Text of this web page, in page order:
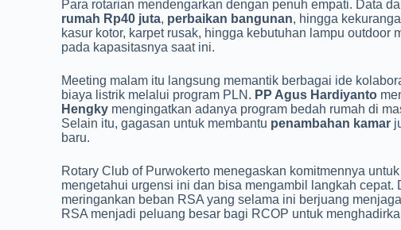
Para rotarian mendengarkan dengan penuh empati. Data
rumah Rp40 juta, perbaikan bangunan, hingga
kasur kotor, karpet rusak, hingga kebutuhan lampu
pada kapasitasnya saat ini.
Meeting malam itu langsung memantik berbagai ide
biaya listrik melalui program PLN. PP Agus Hardiyanto
Hengky mengingatkan adanya program bedah rumah di
Selain itu, gagasan untuk membantu penambahan kamar
baru.
Rotary Club of Purwokerto menegaskan komitmennya
mengetahui urgensi ini dan bisa mengambil langkah
meringankan beban RSA yang selama ini berjuang
RSA menjadi peluang besar bagi RCOP untuk